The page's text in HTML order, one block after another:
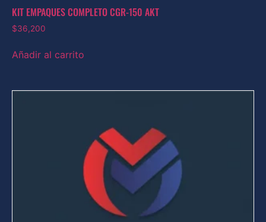
KIT EMPAQUES COMPLETO CGR-150 AKT
$36,200
Añadir al carrito